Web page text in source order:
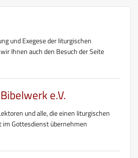
und Exegese der liturgischen
Ihnen auch den Besuch der Seite
e.V.
und alle, die einen liturgischen
im Gottesdienst übernehmen